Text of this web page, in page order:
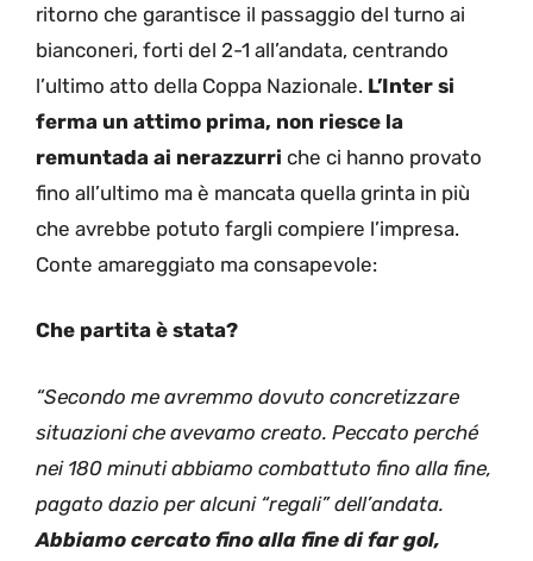
ritorno che garantisce il passaggio del turno ai
bianconeri, forti del 2-1 all’andata, centrando
l’ultimo atto della Coppa Nazionale. L’Inter si
ferma un attimo prima, non riesce la
remuntada ai nerazzurri che ci hanno provato
fino all’ultimo ma è mancata quella grinta in più
che avrebbe potuto fargli compiere l’impresa.
Conte amareggiato ma consapevole:
Che partita è stata?
“Secondo me avremmo dovuto concretizzare
situazioni che avevamo creato. Peccato perché
nei 180 minuti abbiamo combattuto fino alla fine,
pagato dazio per alcuni “regali” dell’andata.
Abbiamo cercato fino alla fine di far gol,